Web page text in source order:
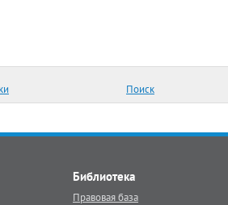
Поиск
Библиотека
Правовая база